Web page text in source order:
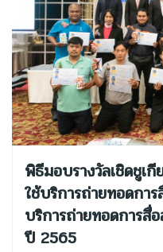
พิธีมอบรางวัลเชิดชูเ
ใช้บริการถ่ายทอดกา
บริการถ่ายทอดการสื่
ปี 2565